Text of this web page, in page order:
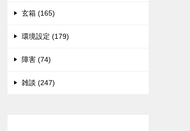
玄箱 (165)
環境設定 (179)
障害 (74)
雑談 (247)